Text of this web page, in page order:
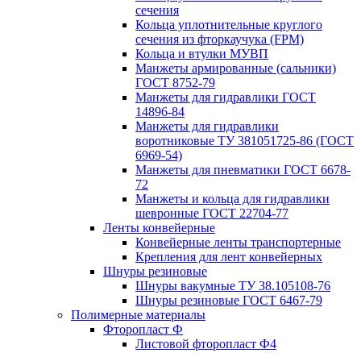
сечения
Кольца уплотнительные круглого
сечения из фторкаучука (FPM)
Кольца и втулки МУВП
Манжеты армированные (сальники)
ГОСТ 8752-79
Манжеты для гидравлики ГОСТ
14896-84
Манжеты для гидравлики
воротниковые ТУ 381051725-86 (ГОСТ
6969-54)
Манжеты для пневматики ГОСТ 6678-
72
Манжеты и кольца для гидравлики
шевронные ГОСТ 22704-77
Ленты конвейерные
Конвейерные ленты транспортерные
Крепления для лент конвейерных
Шнуры резиновые
Шнуры вакумные ТУ 38.105108-76
Шнуры резиновые ГОСТ 6467-79
Полимерные материалы
Фторопласт Ф
Листовой фторопласт Ф4